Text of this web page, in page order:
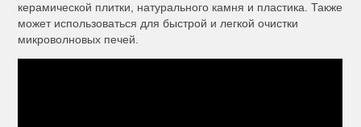
керамической плитки, натурального камня и пластика. Также
может использоваться для быстрой и легкой очистки
микроволновых печей.